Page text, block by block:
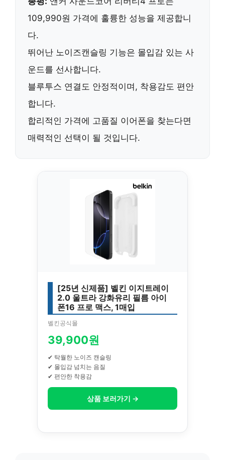
109,990원 가격에 훌륭한 성능을 제공합니
다.
뛰어난 노이즈캔슬링 기능은 몰입감 있는 사
운드를 선사합니다.
블루투스 연결도 안정적이며, 착용감도 편안
합니다.
합리적인 가격에 고품질 이어폰을 찾는다면
매력적인 선택이 될 것입니다.
[25년 신제품] 벨킨 이지트레이
2.0 울트라 강화유리 필름 아이
폰16 프로 맥스, 1매입
벨킨공식몰
39,900원
✔ 탁월한 노이즈 캔슬링
✔ 몰입감 넘치는 음질
✔ 편안한 착용감
상품 보러가기 →